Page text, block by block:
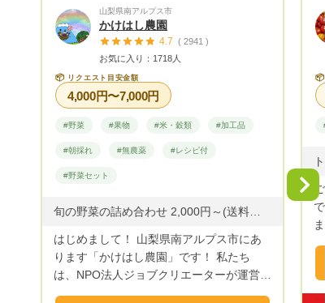
す。 最後に...
山梨県南アルプス市
かけはし農園
4.7 ( 2941 )
お気に入り：1718人
📦 リクエスト目安金額
4,000円〜7,000円
#野菜 #果物 #米・穀類 #加工品
#朝採れ #無農薬 #レシピ付
#野菜セット
はじめまして！ 山梨県南アルプス市にあ
ります「かけはし農園」です！ 私たち
は、NPO法人ジョブクリエーターが運営す
📦